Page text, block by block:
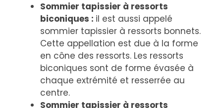
Sommier tapissier à ressorts
biconiques : il est aussi appelé
sommier tapissier à ressorts bonnets.
Cette appellation est due à la forme
en cône des ressorts. Les ressorts
biconiques sont de forme évasée à
chaque extrémité et resserrée au
centre.
Sommier tapissier à ressorts